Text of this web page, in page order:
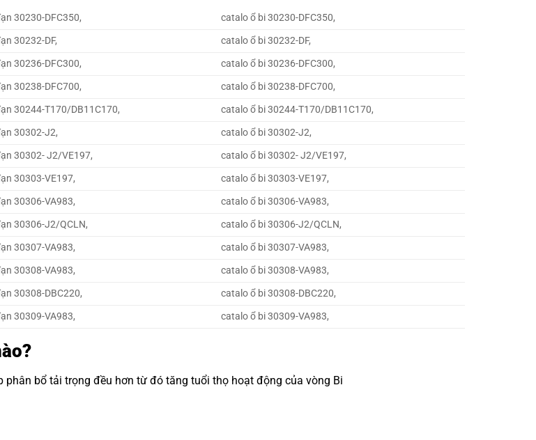
30230-DFC350,
catalo ổ bi 30230-DFC350,
30232-DF,
catalo ổ bi 30232-DF,
30236-DFC300,
catalo ổ bi 30236-DFC300,
30238-DFC700,
catalo ổ bi 30238-DFC700,
30244-T170/DB11C170,
catalo ổ bi 30244-T170/DB11C170,
30302-J2,
catalo ổ bi 30302-J2,
30302- J2/VE197,
catalo ổ bi 30302- J2/VE197,
30303-VE197,
catalo ổ bi 30303-VE197,
30306-VA983,
catalo ổ bi 30306-VA983,
30306-J2/QCLN,
catalo ổ bi 30306-J2/QCLN,
30307-VA983,
catalo ổ bi 30307-VA983,
30308-VA983,
catalo ổ bi 30308-VA983,
30308-DBC220,
catalo ổ bi 30308-DBC220,
30309-VA983, catalo ổ bi 30309-VA983,
bổ tải trọng đều hơn từ đó tăng tuổi thọ hoạt động của vòng Bi